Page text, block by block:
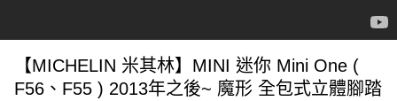
【MICHELIN 米其林】MINI 迷你 Mini One (
F56、F55 ) 2013年之後~ 魔形 全包式立體腳踏